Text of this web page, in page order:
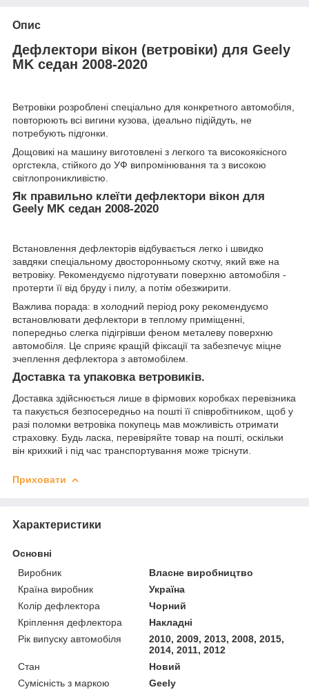
Опис
Дефлектори вікон (ветровіки) для Geely
MK седан 2008-2020
Ветровіки розроблені спеціально для конкретного автомобіля,
повторюють всі вигини кузова, ідеально підійдуть, не
потребують підгонки.
Дощовикі на машину виготовлені з легкого та високоякісного
оргстекла, стійкого до УФ випромінювання та з високою
світлопроникливістю.
Як правильно клеїти дефлектори вікон для
Geely MK седан 2008-2020
Встановлення дефлекторів відбувається легко і швидко
завдяки спеціальному двосторонньому скотчу, який вже на
ветровіку. Рекомендуємо підготувати поверхню автомобіля -
протерти її від бруду і пилу, а потім обезжирити.
Важлива порада: в холодний період року рекомендуємо
встановлювати дефлектори в теплому приміщенні,
попередньо слегка підігрівши феном металеву поверхню
автомобіля. Це сприяє кращій фіксації та забезпечує міцне
зчеплення дефлектора з автомобілем.
Доставка та упаковка ветровиків.
Доставка здійснюється лише в фірмових коробках перевізника
та пакується безпосередньо на пошті її співробітником, щоб у
разі поломки ветровіка покупець мав можливість отримати
страховку. Будь ласка, перевіряйте товар на пошті, оскільки
він крихкий і під час транспортування може тріснути.
Приховати
Характеристики
Основні
Виробник
Власне виробництво
Країна виробник
Україна
Колір дефлектора
Чорний
Кріплення дефлектора
Накладні
Рік випуску автомобіля
2010, 2009, 2013, 2008, 2015,
2014, 2011, 2012
Стан
Новий
Сумісність з маркою
Geely